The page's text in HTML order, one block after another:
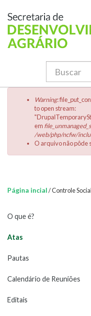
Menssagem de
Warning:
to open stream:
em
/web/php/ncfw/
O arquivo não pôde
Você
Página incial/Controle Social
O que é?
Atas
Pautas
Calendário de Reuniões
Editais